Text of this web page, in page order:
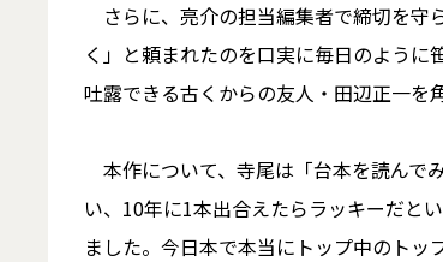
さらに、亮介の担当編集者で締切を守
く」と頼まれたのを口実に毎日のよう
吐露できる古くからの友人・田辺正一を
本作について、寺尾は「台本を読んで
い、10年に1本出合えたらラッキーだと
ました。今日本で本当にトップ中のトッ